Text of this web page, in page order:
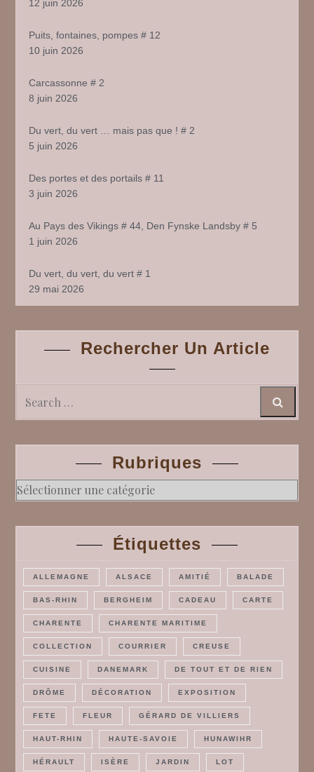
12 juin 2026
Puits, fontaines, pompes # 12
10 juin 2026
Carcassonne # 2
8 juin 2026
Du vert, du vert … mais pas que ! # 2
5 juin 2026
Des portes et des portails # 11
3 juin 2026
Au Pays des Vikings # 44, Den Fynske Landsby # 5
1 juin 2026
Du vert, du vert, du vert # 1
29 mai 2026
Rechercher Un Article
Rubriques
Rubriques
Étiquettes
ALLEMAGNE ALSACE AMITIÉ BALADE
BAS-RHIN BERGHEIM CADEAU CARTE
CHARENTE CHARENTE MARITIME
COLLECTION COURRIER CREUSE
CUISINE DANEMARK DE TOUT ET DE RIEN
DRÔME DÉCORATION EXPOSITION
FETE FLEUR GÉRARD DE VILLIERS
HAUT-RHIN HAUTE-SAVOIE HUNAWIHR
HÉRAULT ISÈRE JARDIN LOT